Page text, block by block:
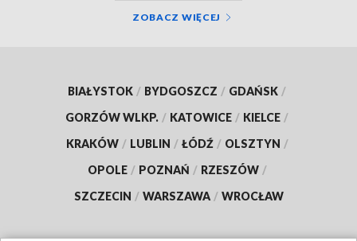
ZOBACZ WIĘCEJ
BIAŁYSTOK / BYDGOSZCZ / GDAŃSK /
GORZÓW WLKP. / KATOWICE / KIELCE /
KRAKÓW / LUBLIN / ŁÓDŹ / OLSZTYN /
OPOLE / POZNAŃ / RZESZÓW /
SZCZECIN / WARSZAWA / WROCŁAW